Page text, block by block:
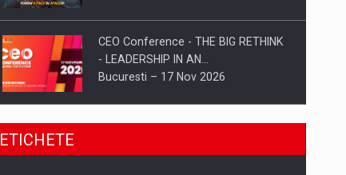
CEO Conference - THE BIG RETHINK
- LEADERSHIP IN AN…
Bucuresti – 17 Nov 2026
Be Inspired. Make it Happen!, CLUJ, 9
ETICHETE